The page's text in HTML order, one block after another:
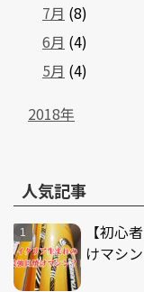
7月 (8)
6月 (4)
5月 (4)
2018年
人気記事
【初心
けマシ